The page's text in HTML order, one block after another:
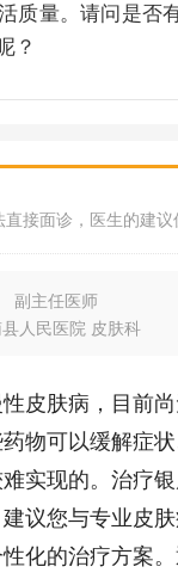
质量。请问是否
？
直接面诊，医生的建议
副主任医师
人民医院 皮肤科
皮肤病，目前
物可以缓解症状
实现的。治疗
议您与专业皮肤
化的治疗方案